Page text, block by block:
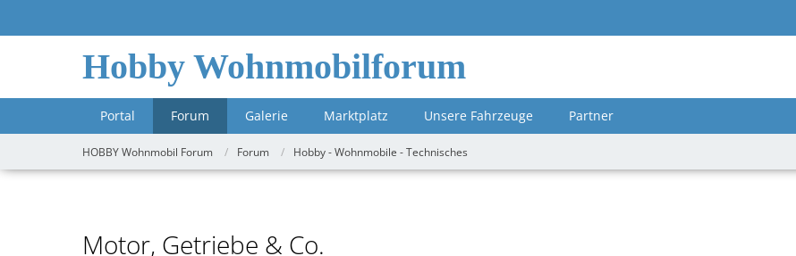
Hobby Wohnmobilforum
Portal Forum Galerie Marktplatz Unsere Fahrzeuge Partner
HOBBY Wohnmobil Forum Forum Hobby - Wohnmobile - Technisches
Motor, Getriebe & Co.